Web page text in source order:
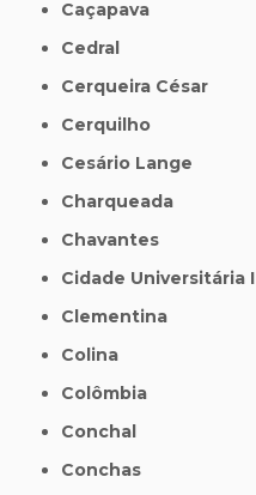
Caçapava
Cedral
Cerqueira César
Cerquilho
Cesário Lange
Charqueada
Chavantes
Cidade Universitária I
Clementina
Colina
Colômbia
Conchal
Conchas